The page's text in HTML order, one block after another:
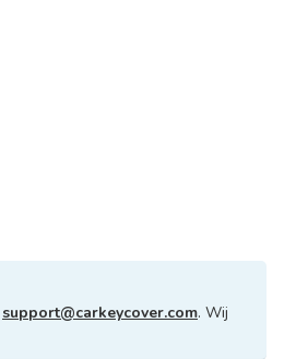
support@carkeycover.com. Wij